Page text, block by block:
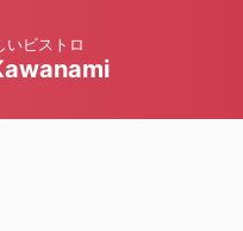
いビストロ